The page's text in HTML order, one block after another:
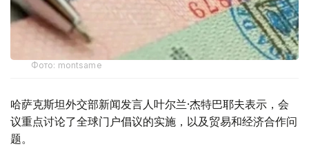
Фото: montsame
哈萨克斯坦外交部新闻发言人叶尔兰·杰特巴耶夫表示，会
议重点讨论了全球门户倡议的实施，以及贸易和经济合作问
题。